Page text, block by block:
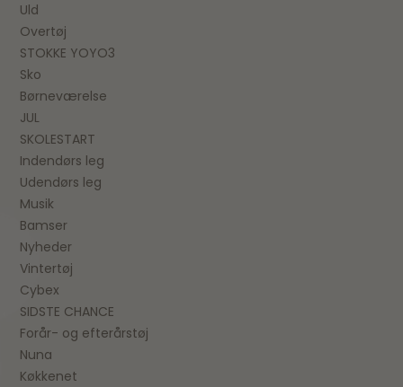
Uld
Overtøj
STOKKE YOYO3
Sko
Børneværelse
JUL
SKOLESTART
Indendørs leg
Udendørs leg
Musik
Bamser
Nyheder
Vintertøj
Cybex
SIDSTE CHANCE
Forår- og efterårstøj
Nuna
Køkkenet